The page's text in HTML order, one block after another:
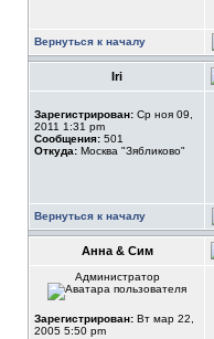
Вернуться к началу
Iri
Зарегистрирован: Ср ноя 09,
2011 1:31 pm
Сообщения: 501
Откуда: Москва "Зябликово"
Вернуться к началу
Анна & Сим
Администратор
Зарегистрирован: Вт мар 22,
2005 5:50 pm